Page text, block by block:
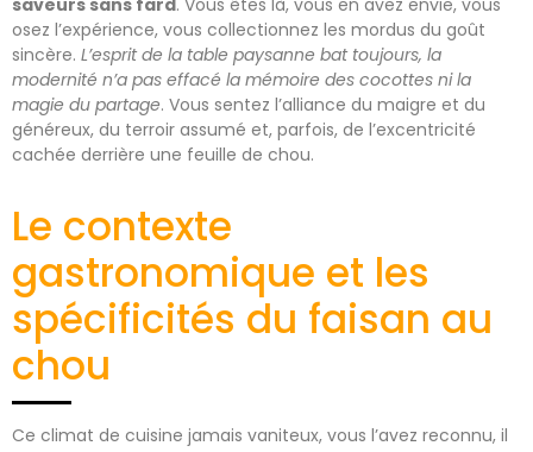
osez l’expérience, vous collectionnez les mordus du goût
sincère. L’esprit de la table paysanne bat toujours, la
modernité n’a pas effacé la mémoire des cocottes ni la
magie du partage. Vous sentez l’alliance du maigre et du
généreux, du terroir assumé et, parfois, de l’excentricité
cachée derrière une feuille de chou.
Le contexte
gastronomique et les
spécificités du faisan au
chou
Ce climat de cuisine jamais vaniteux, vous l’avez reconnu, il